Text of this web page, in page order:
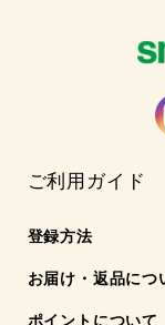
ご利用ガイド
登録方法
お届け・返品につ
ポイントについて